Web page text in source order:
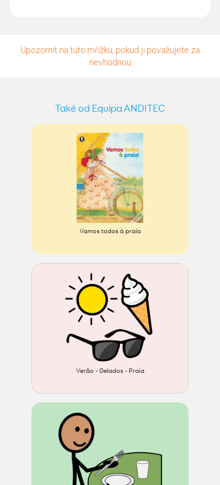
Upozornit na tuto mřížku, pokud ji považujete za
nevhodnou
Také od Equipa ANDITEC
Vamos todos à praia
Verão - Gelados - Praia